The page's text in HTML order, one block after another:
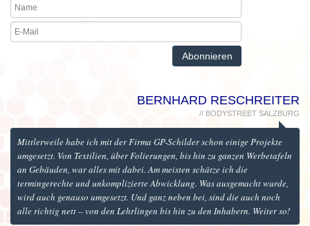
BERNHARD RESCHREITER
// BODYSTREET SALZBURG
Mittlerweile habe ich mit der Firma GP-Schilder schon einige Projekte
umgesetzt. Von Textilien, über Folierungen, bis hin zu ganzen Werbetafeln
an Gebäuden, war alles mit dabei. Am meisten schätze ich die
termingerechte und unkomplizierte Abwicklung. Was ausgemacht wurde,
wird auch genauso umgesetzt. Und ganz neben bei, sind die auch noch
alle richtig nett – von den Lehrlingen bis hin zu den Inhabern. Weiter so!